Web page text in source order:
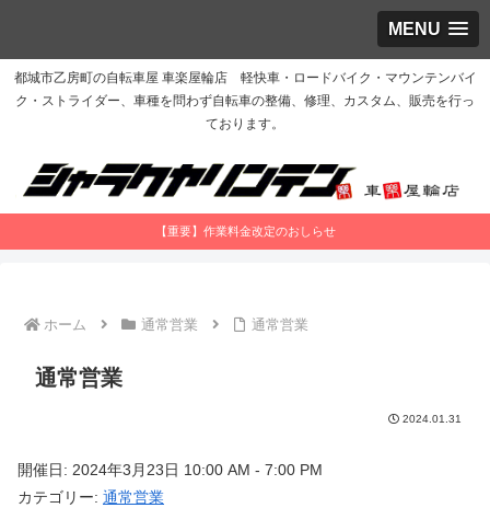
MENU
都城市乙房町の自転車屋 車楽屋輪店 軽快車・ロードバイク・マウンテンバイ
ク・ストライダー、車種を問わず自転車の整備、修理、カスタム、販売を行っ
ております。
【重要】作業料金改定のおしらせ
ホーム 通常営業 通常営業
通常営業
2024.01.31
開催日: 2024年3月23日 10:00 AM - 7:00 PM
カテゴリー: 通常営業